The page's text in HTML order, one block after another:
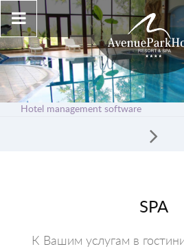
Hotel management software
SPA
К Вашим услугам в